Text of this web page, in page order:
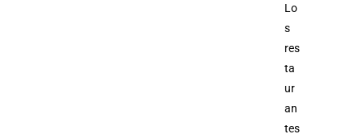
Lo
s
res
ta
ur
an
tes